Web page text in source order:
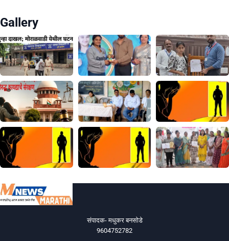
Gallery
संपादक- मधुकर बनसोडे
9604752782